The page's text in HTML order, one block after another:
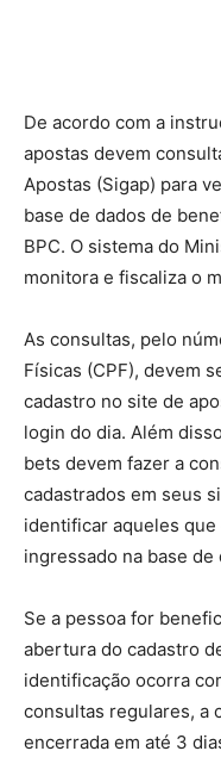
De acordo com a
apostas devem
Apostas (Sigap) para
base de dados de
BPC. O sistema do
monitora e fiscaliza o
As consultas, pelo
Físicas (CPF), devem
cadastro no site de
login do dia. Além
bets devem fazer a
cadastrados em seus
identificar aqueles
ingressado na base
Se a pessoa for
abertura do cadastro
identificação ocorra
consultas regulares, a
encerrada em até 3